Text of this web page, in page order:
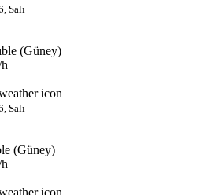
Salı
(Güney)
Salı
(Güney)